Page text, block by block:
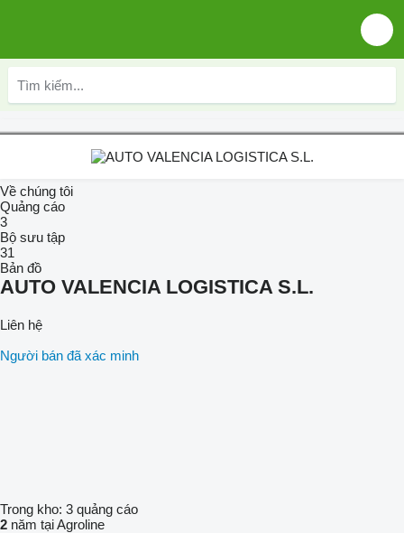
Về chúng tôi
Quảng cáo
3
Bộ sưu tập
31
Bản đồ
AUTO VALENCIA LOGISTICA S.L.
Liên hệ
Người bán đã xác minh
Trong kho: 3 quảng cáo
2 năm tại Agroline